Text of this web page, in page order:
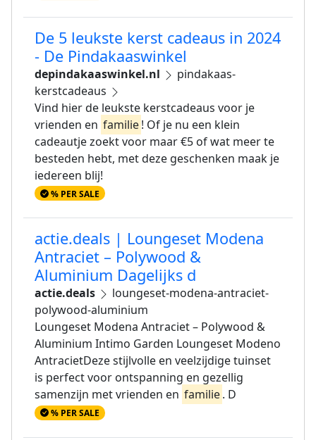
De 5 leukste kerst cadeaus in 2024
- De Pindakaaswinkel
depindakaaswinkel.nl
pindakaas-
kerstcadeaus
Vind hier de leukste kerstcadeaus voor je
vrienden en familie! Of je nu een klein
cadeautje zoekt voor maar €5 of wat meer te
besteden hebt, met deze geschenken maak je
iedereen blij!
% PER SALE
actie.deals | Loungeset Modena
Antraciet – Polywood &
Aluminium Dagelijks d
actie.deals
loungeset-modena-antraciet-
polywood-aluminium
Loungeset Modena Antraciet – Polywood &
Aluminium Intimo Garden Loungeset Modeno
AntracietDeze stijlvolle en veelzijdige tuinset
is perfect voor ontspanning en gezellig
samenzijn met vrienden en familie. D
% PER SALE